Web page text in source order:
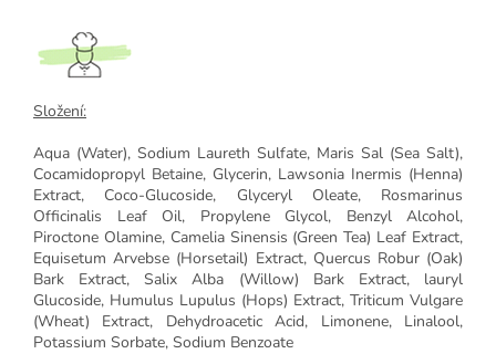
Složení:
Aqua (Water), Sodium Laureth Sulfate, Maris Sal (Sea Salt),
Cocamidopropyl Betaine, Glycerin, Lawsonia Inermis (Henna)
Extract, Coco-Glucoside, Glyceryl Oleate, Rosmarinus
Officinalis Leaf Oil, Propylene Glycol, Benzyl Alcohol,
Piroctone Olamine, Camelia Sinensis (Green Tea) Leaf Extract,
Equisetum Arvebse (Horsetail) Extract, Quercus Robur (Oak)
Bark Extract, Salix Alba (Willow) Bark Extract, lauryl
Glucoside, Humulus Lupulus (Hops) Extract, Triticum Vulgare
(Wheat) Extract, Dehydroacetic Acid, Limonene, Linalool,
Potassium Sorbate, Sodium Benzoate